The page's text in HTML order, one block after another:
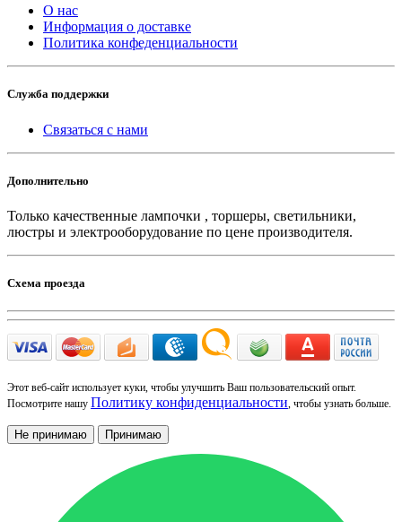
О нас
Информация о доставке
Политика конфеденциальности
Служба поддержки
Связаться с нами
Дополнительно
Только качественные лампочки , торшеры, светильники,
люстры и электрооборудование по цене производителя.
Схема проезда
Этот веб-сайт использует куки, чтобы улучшить Ваш пользовательский опыт.
Посмотрите нашу Политику конфиденциальности, чтобы узнать больше.
Не принимаю Принимаю